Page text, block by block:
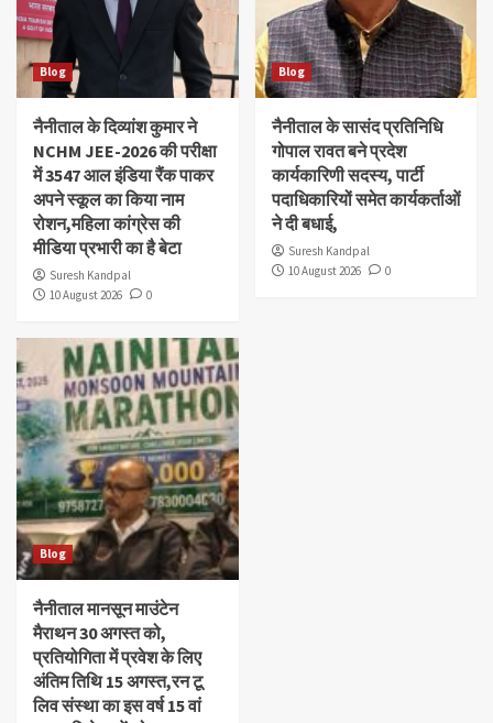
Blog
नैनीताल के दिव्यांश‌ कुमार ने
NCHM JEE-2026 की परीक्षा
में 3547 आल इंडिया रैंक पाकर
अपने स्कूल का किया नाम
रोशन,महिला कांग्रेस की
मीडिया प्रभारी का है बेटा
Suresh Kandpal
10 August 2026
0
Blog
नैनीताल के सासंद प्रतिनिधि
गोपाल रावत बने प्रदेश
कार्यकारिणी सदस्य, पार्टी
पदाधिकारियों समेत कार्यकर्ताओं
ने दी बधाई,
Suresh Kandpal
10 August 2026
0
Blog
नैनीताल मानसून माउंटेन
मैराथन 30 अगस्त को,
प्रतियोगिता में प्रवेश के लिए
अंतिम तिथि 15 अगस्त,रन टू
लिव संस्था का इस वर्ष 15 वां